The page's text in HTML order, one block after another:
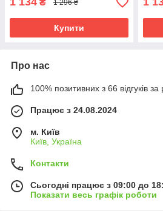
₴ 1 296 ₴
Купити
Про нас
100% позитивних з 66 відгуків за
Працює з 24.08.2024
м. Київ
Київ, Україна
Контакти
Сьогодні працює з 09:00 до
Показати весь графік роботи